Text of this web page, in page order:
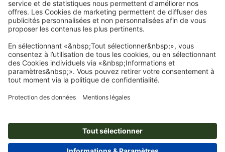
Page d'accueil Cartes Cartes de voeux Cartes de vœux, format portrait, A5
À propos de nous
L'entreprise
Service
Abonnez-vous à notre newsletter et profitez d'une remise de
15 %